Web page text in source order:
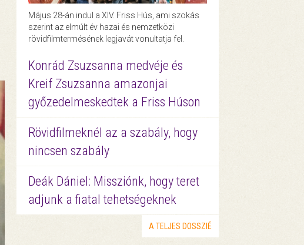
Május 28-án indul a XIV. Friss Hús, ami szokás
szerint az elmúlt év hazai és nemzetközi
rövidfilmtermésének legjavát vonultatja fel.
Konrád Zsuzsanna medvéje és
Kreif Zsuzsanna amazonjai
győzedelmeskedtek a Friss Húson
Rövidfilmeknél az a szabály, hogy
nincsen szabály
Deák Dániel: Missziónk, hogy teret
adjunk a fiatal tehetségeknek
A TELJES DOSSZIÉ